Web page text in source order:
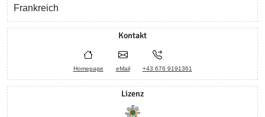
Frankreich
Kontakt
Homepage eMail +43 676 9191361
Lizenz